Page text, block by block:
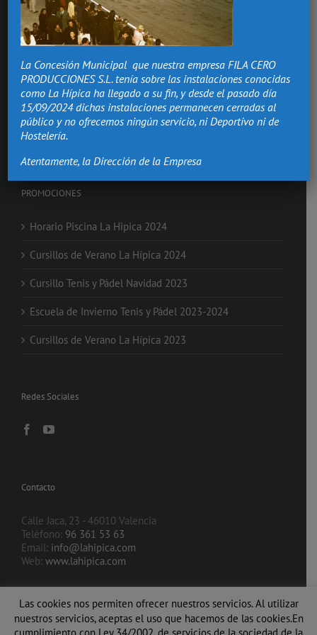
Hacemos de los momentos más importantes de tu vida,
Bodas Valencia
Salón Comuniones
Celebraciones
Eventos de Empresa
Nochevieja en Valencia
PROMOCIONES
Horario Piscina La Hipica 2024
Cursillos de Verano La Hípica 2024
Cursillo Tenis y Pádel Navidad 2023
Escuela de Invierno Tenis y Pádel 2023-2024
Cursillos de Verano La Hípica 2023
Redes Sociales
Contacto
Calle Jaca, 23 - 46010 Valencia
Teléfono: 96 361 53 63
Email: info@lahipica.com
Web: www.lahipica.com
Las cookies nos permiten ofrecer nuestros servicios. Al utilizar
nuestros servicios, aceptas el uso que hacemos de las cookies.En
La Concesión Municipal que nuestra empresa FILA CERO
PRODUCCIONES S.L. tenía sobre las instalaciones conocidas
como La Hípica ha llegado a su fin, y desde el pasado día
15/09/2024 dichas instalaciones permanecen cerradas al
público y no ofrecemos ningún servicio, ni Deportivo ni de
Hostelería.
Atentamente, la Dirección de la Empresa